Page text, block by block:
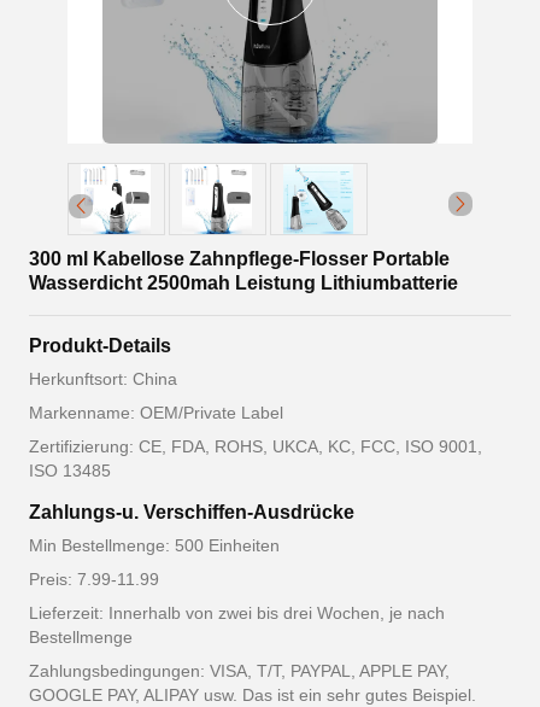
300 ml Kabellose Zahnpflege-Flosser Portable
Wasserdicht 2500mah Leistung Lithiumbatterie
Produkt-Details
Herkunftsort: China
Markenname: OEM/Private Label
Zertifizierung: CE, FDA, ROHS, UKCA, KC, FCC, ISO 9001,
ISO 13485
Zahlungs-u. Verschiffen-Ausdrücke
Min Bestellmenge: 500 Einheiten
Preis: 7.99-11.99
Lieferzeit: Innerhalb von zwei bis drei Wochen, je nach
Bestellmenge
Zahlungsbedingungen: VISA, T/T, PAYPAL, APPLE PAY,
GOOGLE PAY, ALIPAY usw. Das ist ein sehr gutes Beispiel.